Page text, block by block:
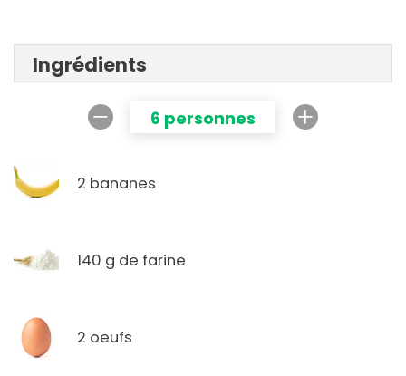
Ingrédients
6 personnes
2 bananes
140 g de farine
2 oeufs